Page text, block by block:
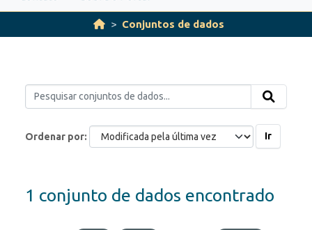
Conjuntos de dados
Ordenar por Ir
1 conjunto de dados encontrado